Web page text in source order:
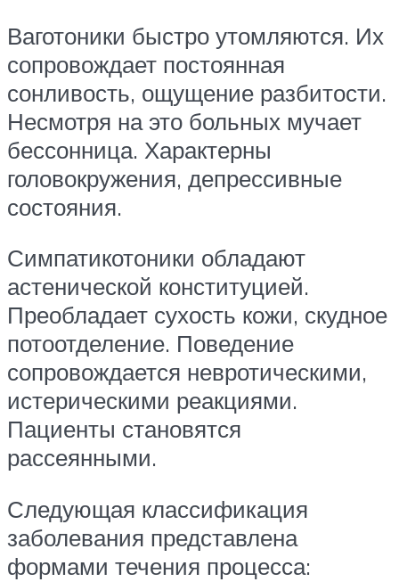
Ваготоники быстро утомляются. Их
сопровождает постоянная
сонливость, ощущение разбитости.
Несмотря на это больных мучает
бессонница. Характерны
головокружения, депрессивные
состояния.
Симпатикотоники обладают
астенической конституцией.
Преобладает сухость кожи, скудное
потоотделение. Поведение
сопровождается невротическими,
истерическими реакциями.
Пациенты становятся
рассеянными.
Следующая классификация
заболевания представлена
формами течения процесса: